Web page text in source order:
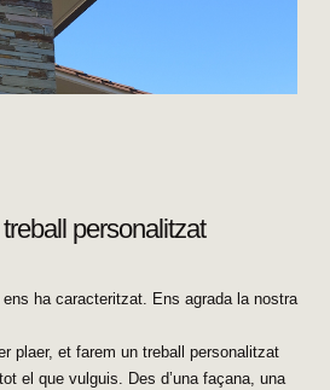
personalitzat
ens ha caracteritzat. Ens agrada la nostra
plaer, et farem un treball personalitzat
el que vulguis. Des d’una façana, una